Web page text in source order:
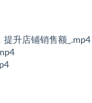
提升店铺销售额_.mp4